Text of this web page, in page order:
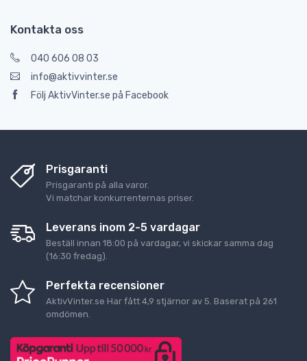
Kontakta oss
040 606 08 03
info@aktivvinter.se
Följ AktivVinter.se på Facebook
Prisgaranti
Prisgaranti på alla varor.
Vi matchar konkurrenternas priser.
Leverans inom 2-5 vardagar
Beställ innan 18:00 på vardagar, vi skickar samma dag
(16:30 fredag).
Perfekta recensioner
AktivVinter.se Har fått 4,9 stjärnor av 5 . Baserat på 261
omdömen.